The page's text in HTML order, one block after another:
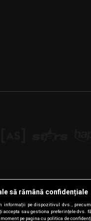
să rămână confidențiale
informații pe dispozitivul dvs.,
accepta sau gestiona preferințele dvs.
pe pagina cu politica de